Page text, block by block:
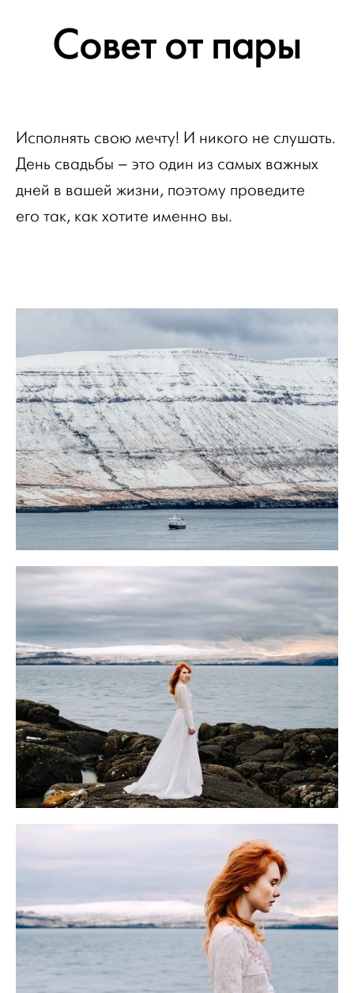
Совет от пары
Исполнять свою мечту! И никого не слушать.
День свадьбы – это один из самых важных
дней в вашей жизни, поэтому проведите
его так, как хотите именно вы.